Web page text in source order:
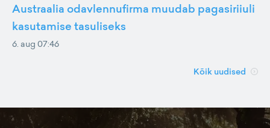
Austraalia odavlennufirma muudab pagasiriiuli
kasutamise tasuliseks
6. aug 07:46
Kõik uudised